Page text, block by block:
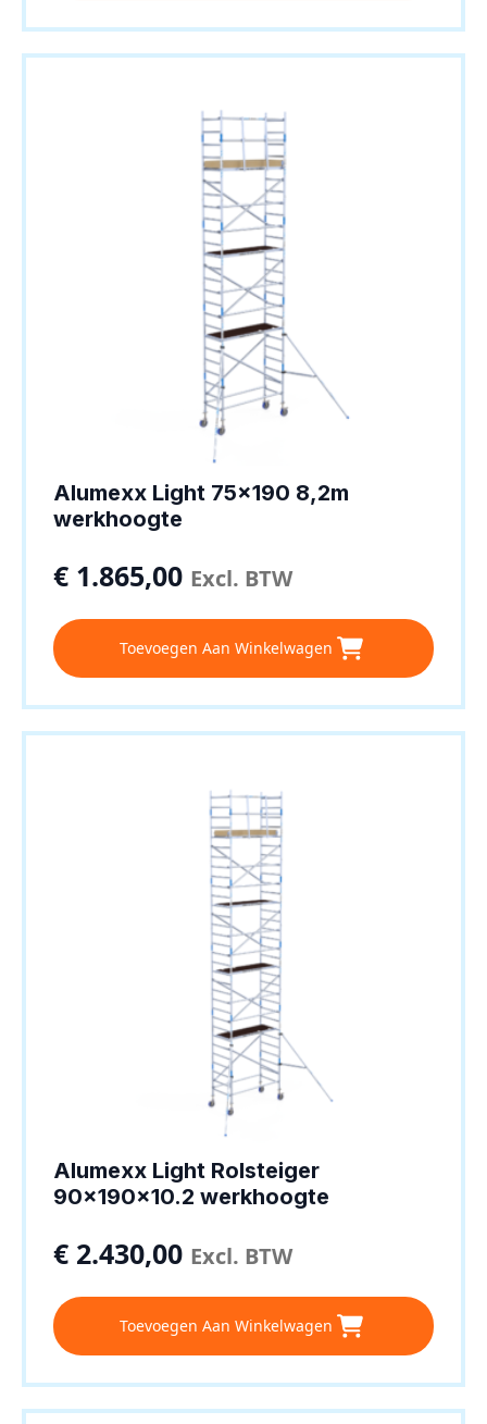
Alumexx Light 75×190 8,2m
werkhoogte
€ 1.865,00 Excl. BTW
Toevoegen Aan Winkelwagen
Alumexx Light Rolsteiger
90x190x10.2 werkhoogte
€ 2.430,00 Excl. BTW
Toevoegen Aan Winkelwagen